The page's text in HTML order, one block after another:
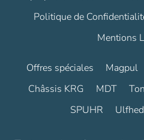
Politique de
Mentions
Offres spéciales Magpul
Châssis KRG
MDT
SPUHR